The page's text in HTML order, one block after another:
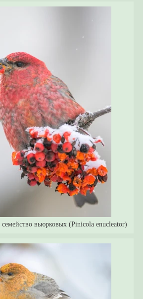
вьюрковых (Pinicola enucleator)